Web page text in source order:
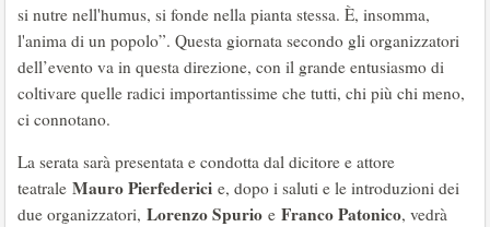
si nutre nell'humus, si fonde nella pianta stessa. È, insomma,
l'anima di un popolo”. Questa giornata secondo gli organizzatori
dell’evento va in questa direzione, con il grande entusiasmo di
coltivare quelle radici importantissime che tutti, chi più chi meno,
ci connotano.
La serata sarà presentata e condotta dal dicitore e attore
teatrale Mauro Pierfederici e, dopo i saluti e le introduzioni dei
due organizzatori, Lorenzo Spurio e Franco Patonico, vedrà